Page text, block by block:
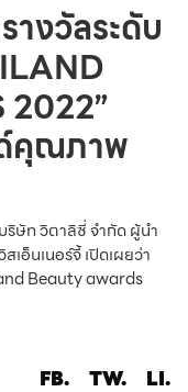
างวัลระดับ
2022”
คุณภาพ
ริษัท วิตาลิซี่ จำกัด ผู้นำ
อ็นเนอร์จี้ เปิดเผยว่า
Beauty awards
FB. TW. LI.